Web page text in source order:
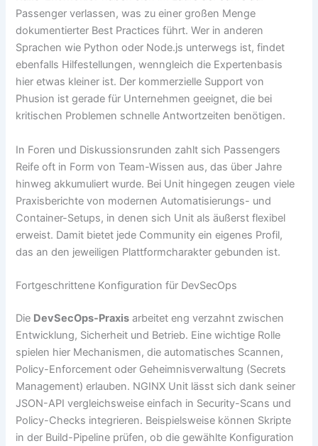
Passenger verlassen, was zu einer großen Menge
dokumentierter Best Practices führt. Wer in anderen
Sprachen wie Python oder Node.js unterwegs ist, findet
ebenfalls Hilfestellungen, wenngleich die Expertenbasis
hier etwas kleiner ist. Der kommerzielle Support von
Phusion ist gerade für Unternehmen geeignet, die bei
kritischen Problemen schnelle Antwortzeiten benötigen.
In Foren und Diskussionsrunden zahlt sich Passengers
Reife oft in Form von Team-Wissen aus, das über Jahre
hinweg akkumuliert wurde. Bei Unit hingegen zeugen viele
Praxisberichte von modernen Automatisierungs- und
Container-Setups, in denen sich Unit als äußerst flexibel
erweist. Damit bietet jede Community ein eigenes Profil,
das an den jeweiligen Plattformcharakter gebunden ist.
Fortgeschrittene Konfiguration für DevSecOps
Die DevSecOps-Praxis arbeitet eng verzahnt zwischen
Entwicklung, Sicherheit und Betrieb. Eine wichtige Rolle
spielen hier Mechanismen, die automatisches Scannen,
Policy-Enforcement oder Geheimnisverwaltung (Secrets
Management) erlauben. NGINX Unit lässt sich dank seiner
JSON-API vergleichsweise einfach in Security-Scans und
Policy-Checks integrieren. Beispielsweise können Skripte
in der Build-Pipeline prüfen, ob die gewählte Konfiguration